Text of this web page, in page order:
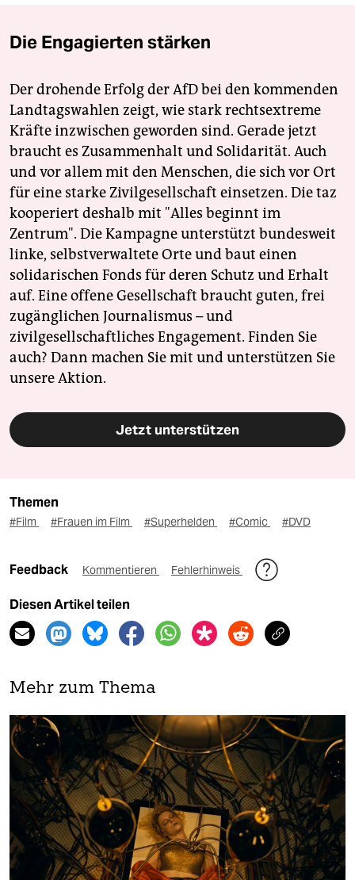
Die Engagierten stärken
Der drohende Erfolg der AfD bei den kommenden
Landtagswahlen zeigt, wie stark rechtsextreme
Kräfte inzwischen geworden sind. Gerade jetzt
braucht es Zusammenhalt und Solidarität. Auch
und vor allem mit den Menschen, die sich vor Ort
für eine starke Zivilgesellschaft einsetzen. Die taz
kooperiert deshalb mit "Alles beginnt im
Zentrum". Die Kampagne unterstützt bundesweit
linke, selbstverwaltete Orte und baut einen
solidarischen Fonds für deren Schutz und Erhalt
auf. Eine offene Gesellschaft braucht guten, frei
zugänglichen Journalismus – und
zivilgesellschaftliches Engagement. Finden Sie
auch? Dann machen Sie mit und unterstützen Sie
unsere Aktion.
Jetzt unterstützen
Themen
#Film #Frauen im Film #Superhelden #Comic #DVD
Feedback Kommentieren Fehlerhinweis
Diesen Artikel teilen
Mehr zum Thema